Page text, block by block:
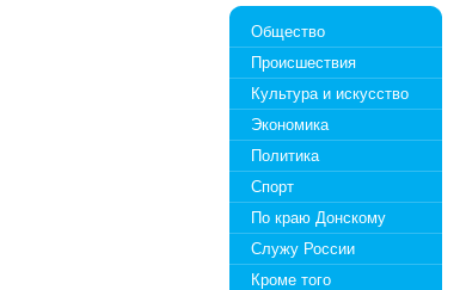
Общество
Происшествия
Культура и искусство
Экономика
Политика
Спорт
По краю Донскому
Служу России
Кроме того